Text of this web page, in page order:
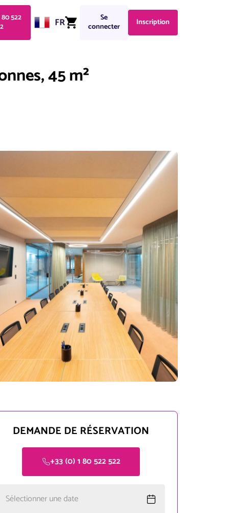
522 FR Se
connecter Inscription
45 m²
DEMANDE DE RÉSERVATION
+33 (0) 1 80 522 522
Sélectionner une date